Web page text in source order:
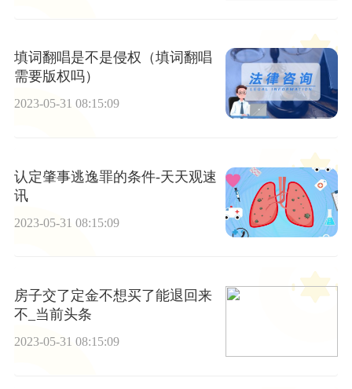
填词翻唱是不是侵权（填词翻唱
需要版权吗）
2023-05-31 08:15:09
认定肇事逃逸罪的条件-天天观速
讯
2023-05-31 08:15:09
房子交了定金不想买了能退回来
不_当前头条
2023-05-31 08:15:09